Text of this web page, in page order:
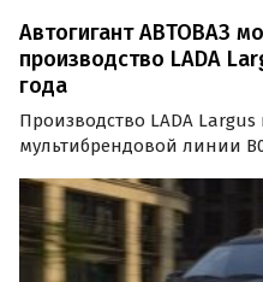
Автогигант АВТОВАЗ
производство LADA
года
Производство LADA Largus
мультибрендовой линии
значится в
этот месяц, утверждают
«Нетипичный АвтоВАЗ» в…